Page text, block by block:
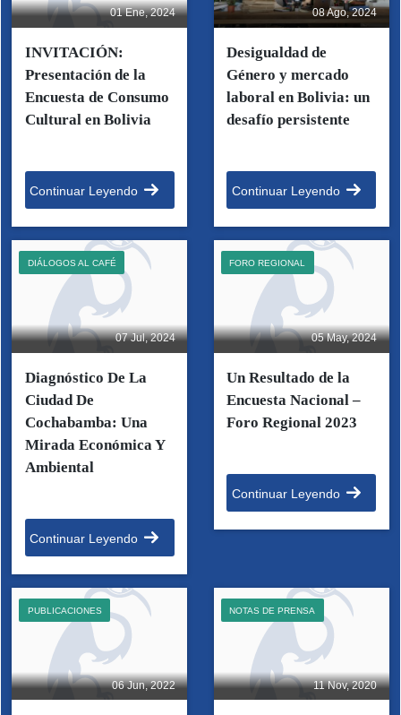
01 Ene, 2024
INVITACIÓN:
Presentación de la
Encuesta de Consumo
Cultural en Bolivia
Continuar Leyendo
08 Ago, 2024
Desigualdad de
Género y mercado
laboral en Bolivia: un
desafío persistente
Continuar Leyendo
07 Jul, 2024
DIÁLOGOS AL CAFÉ
Diagnóstico De La
Ciudad De
Cochabamba: Una
Mirada Económica Y
Ambiental
Continuar Leyendo
05 May, 2024
FORO REGIONAL
Un Resultado de la
Encuesta Nacional –
Foro Regional 2023
Continuar Leyendo
06 Jun, 2022
PUBLICACIONES
11 Nov, 2020
NOTAS DE PRENSA